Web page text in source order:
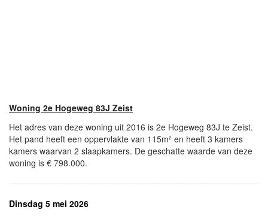
Woning 2e Hogeweg 83J Zeist
Het adres van deze woning uit 2016 is 2e Hogeweg 83J te Zeist.
Het pand heeft een oppervlakte van 115m² en heeft 3 kamers
kamers waarvan 2 slaapkamers. De geschatte waarde van deze
woning is € 798.000.
Dinsdag 5 mei 2026